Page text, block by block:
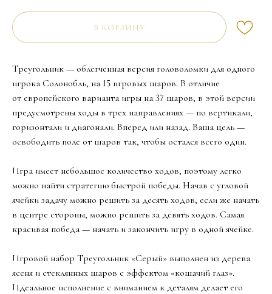
В КОРЗИНУ
Треугольник — облегченная версия головоломки для одного
игрока Солонобль, на 15 игровых шаров. В отличие
от европейского варианта игры на 37 шаров, в этой версии
предусмотрены ходы в трех направлениях — по вертикали,
горизонтали и диагонали. Вперед или назад. Ваша цель —
освободить поле от шаров так, чтобы остался всего один.
Игра имеет небольшое количество ходов, поэтому легко
можно найти стратегию быстрой победы. Начав с угловой
ячейки задачу можно решить за десять ходов, если же начать
в центре стороны, можно решить за девять ходов. Самая
красивая победа — начать и закончить игру в одной ячейке.
Игровой набор Треугольник «Серый» выполнен из дерева
ясеня и стеклянных шаров с эффектом «кошачий глаз».
Идеальное исполнение с вниманием к деталям делает его